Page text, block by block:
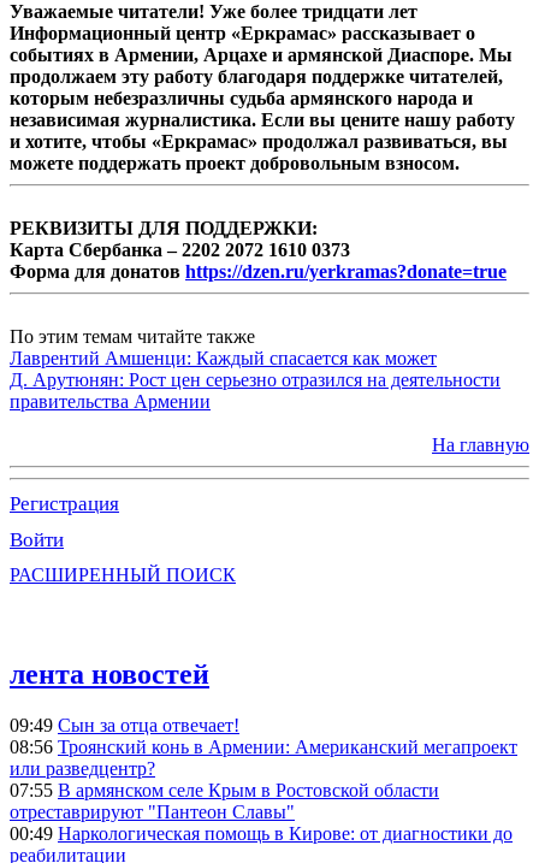
Уважаемые читатели! Уже более тридцати лет
Информационный центр «Еркрамас» рассказывает о
событиях в Армении, Арцахе и армянской Диаспоре. Мы
продолжаем эту работу благодаря поддержке читателей,
которым небезразличны судьба армянского народа и
независимая журналистика. Если вы цените нашу работу
и хотите, чтобы «Еркрамас» продолжал развиваться, вы
можете поддержать проект добровольным взносом.
РЕКВИЗИТЫ ДЛЯ ПОДДЕРЖКИ:
Карта Сбербанка – 2202 2072 1610 0373
Форма для донатов https://dzen.ru/yerkramas?donate=true
По этим темам читайте также
Лаврентий Амшенци: Каждый спасается как может
Д. Арутюнян: Рост цен серьезно отразился на деятельности
правительства Армении
На главную
Регистрация
Войти
РАСШИРЕННЫЙ ПОИСК
лента новостей
09:49 Сын за отца отвечает!
08:56 Троянский конь в Армении: Американский мегапроект
или разведцентр?
07:55 В армянском селе Крым в Ростовской области
отреставрируют "Пантеон Славы"
00:49 Наркологическая помощь в Кирове: от диагностики до
реабилитации